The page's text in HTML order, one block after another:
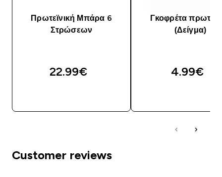
Πρωτεϊνική Μπάρα 6
Στρώσεων
22.99€‎
Γκοφρέτα
(Δείγμα)
4.99€‎
Customer reviews